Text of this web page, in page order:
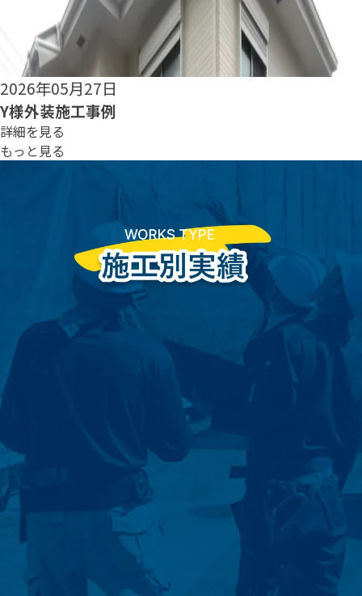
2026年05月25日
S様外装施工事例
詳細を見る
もっと見る